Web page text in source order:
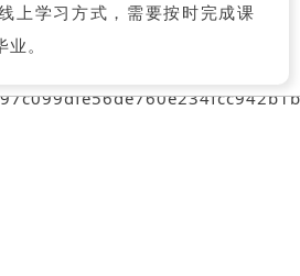
上学习方式，需要按时完成课
。